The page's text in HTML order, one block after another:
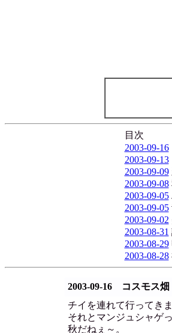
目次
2003-09-16
2003-09-13
2003-09-09
2003-09-08
2003-09-05
2003-09-05
2003-09-02
2003-08-31
2003-08-29
2003-08-28
2003-09-16 コスモス畑
チイを連れて行ってきま
それとマンジュシャゲ
秋だねぇ～。